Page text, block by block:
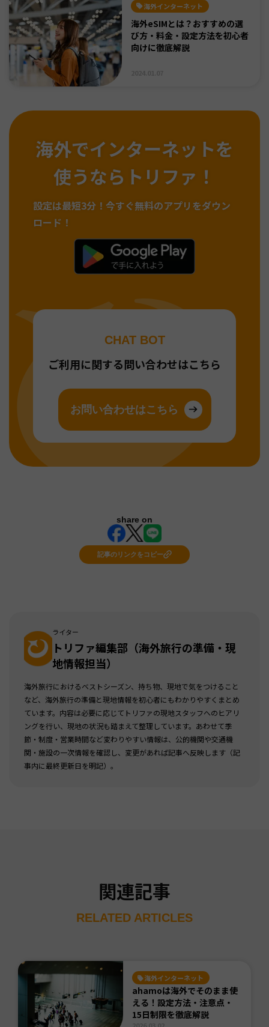
海外インターネット
海外eSIMとは？おすすめの選
び方・料金・設定方法を初心者
向けに徹底解説
海外でインターネットを
使うならトリファ！
設定は最短3分！ 今すぐ無料のアプリをダウン
ロード！
CHAT BOT
ご利用に関する問い合わせはこちら
お問い合わせはこちら
share on
記事のリンクをコピー
ライター
トリファ編集部（海外旅行の準備・現
地情報担当）
海外旅行におけるベストシーズン、持ち物、現地で気をつけること
など、海外旅行の準備と現地情報を初心者にもわかりやすくまとめ
ています。内容は必要に応じてトリファの現地スタッフへのヒアリ
ングを行い、現地の状況も踏まえて整理しています。あわせて季
節・制度・営業時間など変わりやすい情報は、公的機関や交通機
関・施設の一次情報を確認し、変更があれば記事へ反映します（記
事内に最終更新日を明記）。
関連記事
RELATED ARTICLES
海外インターネット
ahamoは海外でそのまま使
える！設定方法・注意点・
15日制限を徹底解説